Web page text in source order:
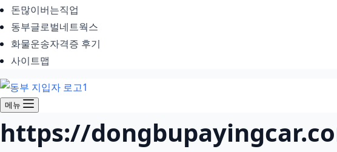
돈많이버는직업
동부글로벌네트웍스
화물운송자격증 후기
사이트맵
메뉴
https://